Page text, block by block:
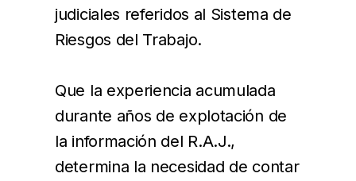
judiciales referidos al Sistema de
Riesgos del Trabajo.
Que la experiencia acumulada
durante años de explotación de
la información del R.A.J.,
determina la necesidad de contar